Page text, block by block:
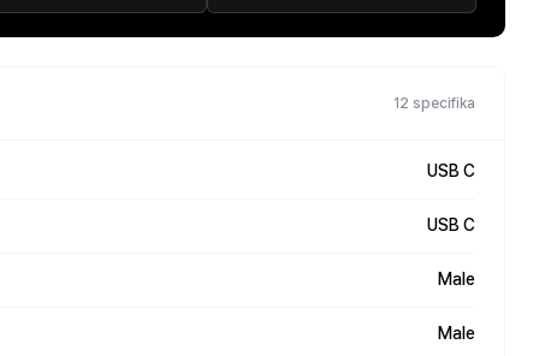
12 specifika
USB C
USB C
Male
Male